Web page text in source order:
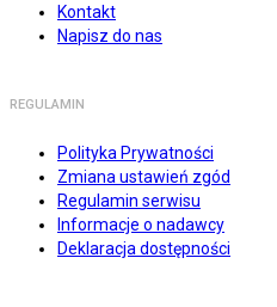
Kontakt
Napisz do nas
REGULAMIN
Polityka Prywatności
Zmiana ustawień zgód
Regulamin serwisu
Informacje o nadawcy
Deklaracja dostępności